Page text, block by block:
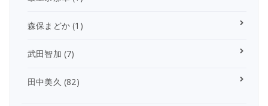
森保まどか (1)
武田智加 (7)
田中美久 (82)